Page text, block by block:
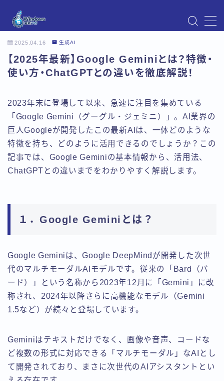
Instagram
Windows Updateの不具合・エラー対処法まとめ
【Windows11対応】
お問い合わせ
デモプリセット記事 Part07
トップページ
プライバシーポリシー
プロフィール
メニュー
2025.04.16 生成AI
【2025年最新】Google Geminiとは？特徴・
使い方・ChatGPTとの違いを徹底解説！
2023年末に登場して以来、急速に注目を集めている
「Google Gemini（グーグル・ジェミニ）」。AI業界の
巨人Googleが開発したこの最新AIは、一体どのような
特徴を持ち、どのように活用できるのでしょうか？この
記事では、Google Geminiの基本情報から、活用法、
ChatGPTとの違いまでをわかりやすく解説します。
１．Google Geminiとは？
Google Geminiは、Google DeepMindが開発した次世
代のマルチモーダルAIモデルです。従来の「Bard（バ
ード）」という名称から2023年12月に「Gemini」に改
称され、2024年以降さらに高機能なモデル（Gemini
1.5など）が続々と登場しています。
Geminiはテキストだけでなく、画像や音声、コードな
ど複数の形式に対応できる「マルチモーダル」なAIとし
て開発されており、まさに次世代のAIアシスタントとい